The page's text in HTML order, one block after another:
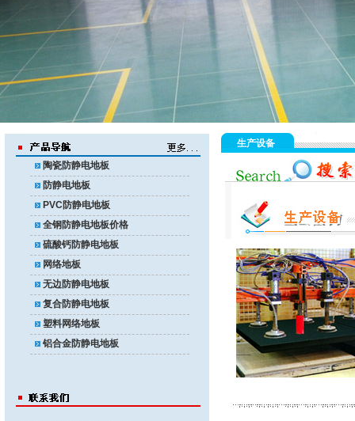
陶瓷防静电地板
防静电地板
PVC防静电地板
全钢防静电地板价格
硫酸钙防静电地板
网络地板
无边防静电地板
复合防静电地板
塑料网络地板
铝合金防静电地板
生产设备